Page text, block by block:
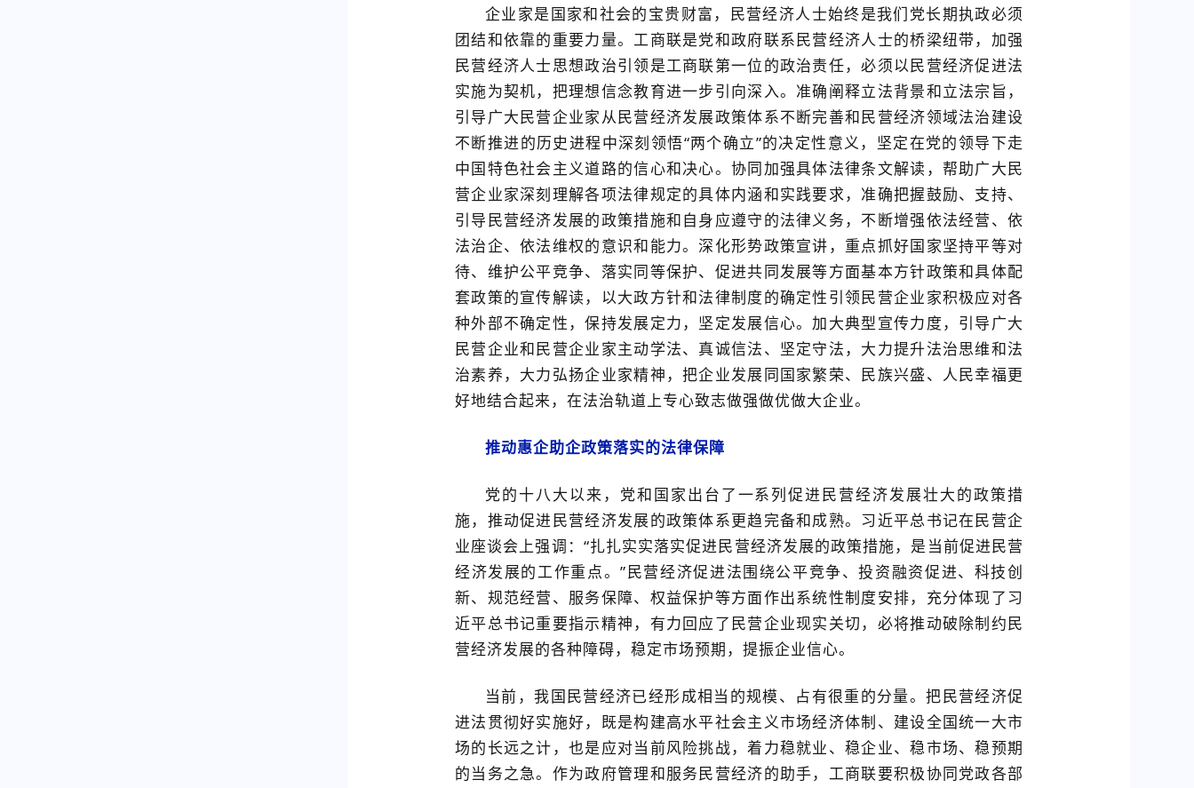
企业家是国家和社会的宝贵财富，民营经济人士始终是我们党长期执政必须
团结和依靠的重要力量。工商联是党和政府联系民营经济人士的桥梁纽带，加强
民营经济人士思想政治引领是工商联第一位的政治责任，必须以民营经济促进法
实施为契机，把理想信念教育进一步引向深入。准确阐释立法背景和立法宗旨，
引导广大民营企业家从民营经济发展政策体系不断完善和民营经济领域法治建设
不断推进的历史进程中深刻领悟“两个确立”的决定性意义，坚定在党的领导下走
中国特色社会主义道路的信心和决心。协同加强具体法律条文解读，帮助广大民
营企业家深刻理解各项法律规定的具体内涵和实践要求，准确把握鼓励、支持、
引导民营经济发展的政策措施和自身应遵守的法律义务，不断增强依法经营、依
法治企、依法维权的意识和能力。深化形势政策宣讲，重点抓好国家坚持平等对
待、维护公平竞争、落实同等保护、促进共同发展等方面基本方针政策和具体配
套政策的宣传解读，以大政方针和法律制度的确定性引领民营企业家积极应对各
种外部不确定性，保持发展定力，坚定发展信心。加大典型宣传力度，引导广大
民营企业和民营企业家主动学法、真诚信法、坚定守法，大力提升法治思维和法
治素养，大力弘扬企业家精神，把企业发展同国家繁荣、民族兴盛、人民幸福更
好地结合起来，在法治轨道上专心致志做强做优做大企业。
推动惠企助企政策落实的法律保障
党的十八大以来，党和国家出台了一系列促进民营经济发展壮大的政策措
施，推动促进民营经济发展的政策体系更趋完备和成熟。习近平总书记在民营企
业座谈会上强调：“扎扎实实落实促进民营经济发展的政策措施，是当前促进民营
经济发展的工作重点。”民营经济促进法围绕公平竞争、投资融资促进、科技创
新、规范经营、服务保障、权益保护等方面作出系统性制度安排，充分体现了习
近平总书记重要指示精神，有力回应了民营企业现实关切，必将推动破除制约民
营经济发展的各种障碍，稳定市场预期，提振企业信心。
当前，我国民营经济已经形成相当的规模、占有很重的分量。把民营经济促
进法贯彻好实施好，既是构建高水平社会主义市场经济体制、建设全国统一大市
场的长远之计，也是应对当前风险挑战，着力稳就业、稳企业、稳市场、稳预期
的当务之急。作为政府管理和服务民营经济的助手，工商联要积极协同党政各部